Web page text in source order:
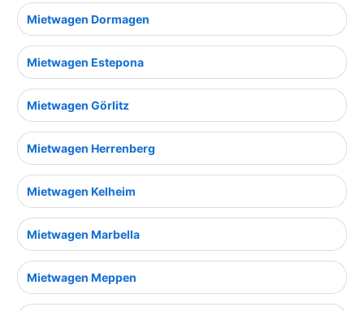
Mietwagen Dormagen
Mietwagen Estepona
Mietwagen Görlitz
Mietwagen Herrenberg
Mietwagen Kelheim
Mietwagen Marbella
Mietwagen Meppen